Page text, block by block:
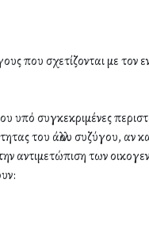
που σχετίζονται με τον
υπό συγκεκριμένες
του άλλου συζύγου, αν
αντιμετώπιση των